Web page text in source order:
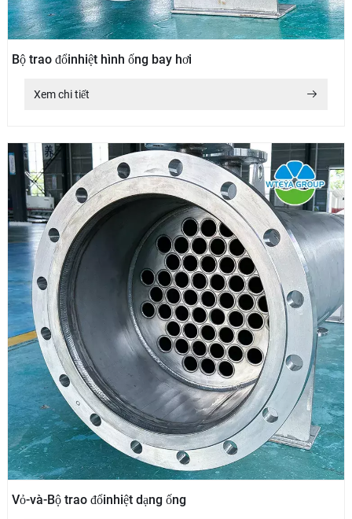
Bộ trao đổinhiệt hình ống bay hơi
Xem chi tiết
Vỏ-và-Bộ trao đổinhiệt dạng ống